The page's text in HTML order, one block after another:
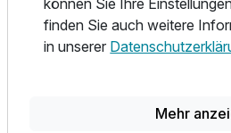
denkmalpflegerischen Aspekten
das ehemalige Kaiser-Wilhelm
direktem Anschluss an das 4-
dieser außergewöhnlichen
finden Sie auch weitere
in unserer
Mehr